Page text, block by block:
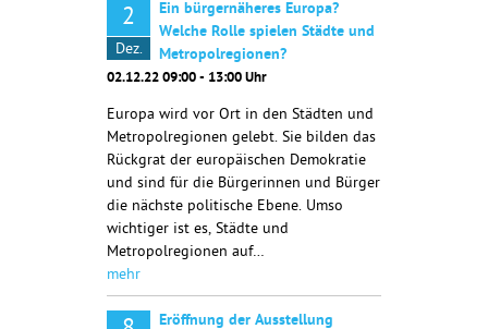
2
Dez.
Ein bürgernäheres Europa?
Welche Rolle spielen Städte und
Metropolregionen?
02.12.22 09:00 - 13:00 Uhr
Europa wird vor Ort in den Städten und
Metropolregionen gelebt. Sie bilden das
Rückgrat der europäischen Demokratie
und sind für die Bürgerinnen und Bürger
die nächste politische Ebene. Umso
wichtiger ist es, Städte und
Metropolregionen auf…
mehr
Eröffnung der Ausstellung